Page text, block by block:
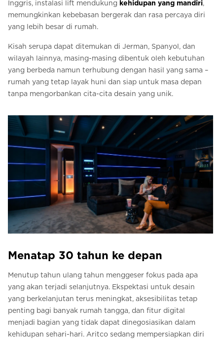
Inggris, instalasi lift mendukung kehidupan yang mandiri,
memungkinkan kebebasan bergerak dan rasa percaya diri
yang lebih besar di rumah.
Kisah serupa dapat ditemukan di Jerman, Spanyol, dan
wilayah lainnya, masing-masing dibentuk oleh kebutuhan
yang berbeda namun terhubung dengan hasil yang sama –
rumah yang tetap layak huni dan siap untuk masa depan
tanpa mengorbankan cita-cita desain yang unik.
Menatap 30 tahun ke depan
Menutup tahun ulang tahun menggeser fokus pada apa
yang akan terjadi selanjutnya. Ekspektasi untuk desain
yang berkelanjutan terus meningkat, aksesibilitas tetap
penting bagi banyak rumah tangga, dan fitur digital
menjadi bagian yang tidak dapat dinegosiasikan dalam
kehidupan sehari-hari. Aritco sedang mempersiapkan diri